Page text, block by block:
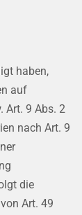
haben,
auf
Art. 9 Abs. 2
nach Art. 9
die
Art. 49